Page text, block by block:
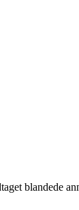
blandede